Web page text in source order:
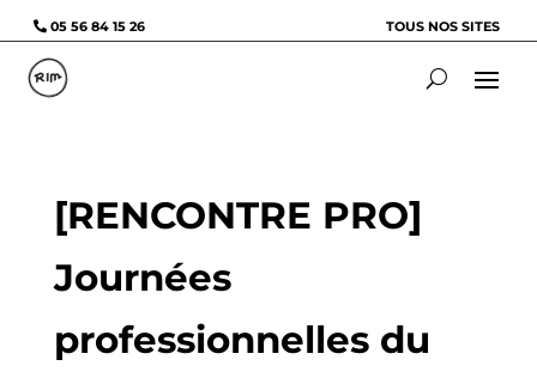
05 56 84 15 26 TOUS NOS SITES
[RENCONTRE PRO]
Journées
professionnelles du